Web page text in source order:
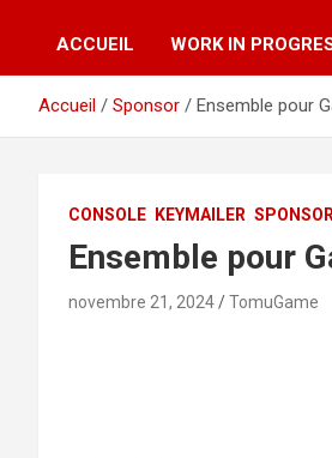
ACCUEIL WORK IN
Accueil Sponsor Ensemble pour
CONSOLE KEYMAILER
Ensemble pour
novembre 21, 2024 TomuGame